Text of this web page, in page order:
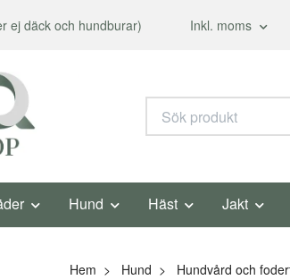
ej däck och hundburar) Inkl. moms
Hund Häst Jakt
Hem Hund Hundvård och